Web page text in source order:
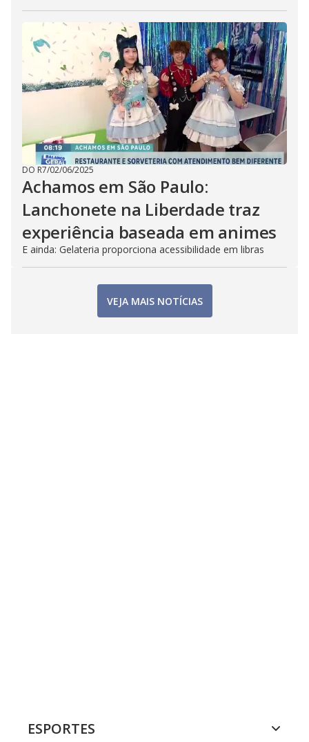
DO R7/02/06/2025
Achamos em São Paulo:
Lanchonete na Liberdade traz
experiência baseada em animes
E ainda: Gelateria proporciona acessibilidade em libras
VEJA MAIS NOTÍCIAS
ESPORTES